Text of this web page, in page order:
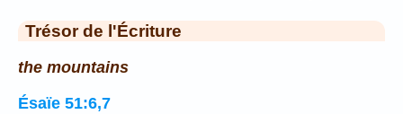
Trésor de l'Écriture
the mountains
Ésaïe 51:6,7